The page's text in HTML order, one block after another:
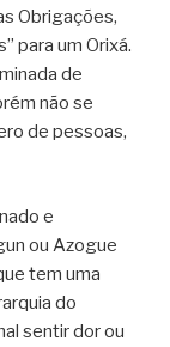
Obrigações,
para um Orixá.
de
não se
de pessoas,
e
ou Azogue
tem uma
do
sentir dor ou